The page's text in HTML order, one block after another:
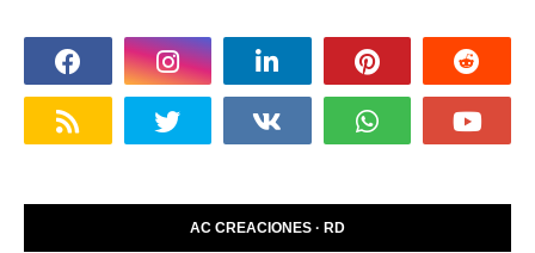
AC CREACIONES · RD